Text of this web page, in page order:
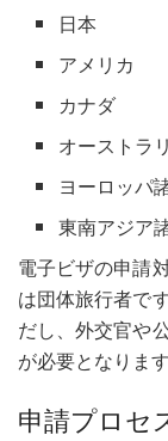
日本
アメリカ
カナダ
オーストラ
ヨーロッパ
東南アジア
電子ビザの申請
は団体旅行者で
だし、外交官や
が必要となります
申請プロセ